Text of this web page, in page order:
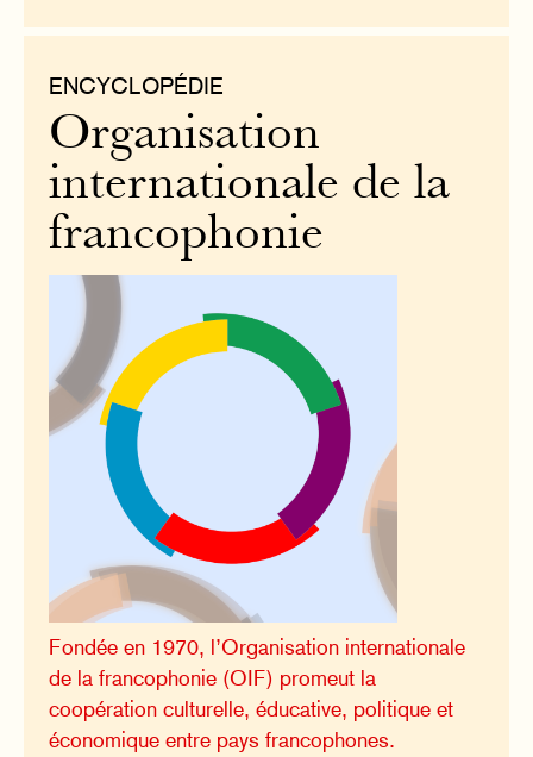
ENCYCLOPÉDIE
Organisation
internationale de la
francophonie
Fondée en 1970, l’Organisation internationale
de la francophonie (OIF) promeut la
coopération culturelle, éducative, politique et
économique entre pays francophones.